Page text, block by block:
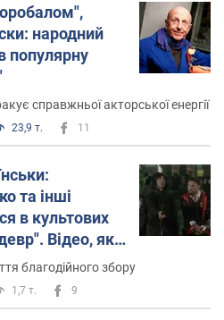
про перерву в сольній
у театральній постановці
авторський
програми «Хочу бути
а також повертається до
відоборі на
з піснею Fly to
здобув.
у Нацвідборі до
народний
популярну
справжньої акторської енергії
23,9 т. 11
та інші
в культових
Відео, яке
благодійного збору
1,7 т. 9